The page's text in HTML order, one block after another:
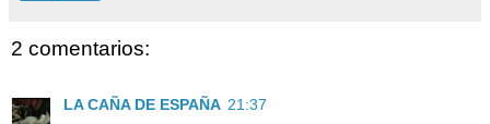
2 comentarios:
LA CAÑA DE ESPAÑA 21:37